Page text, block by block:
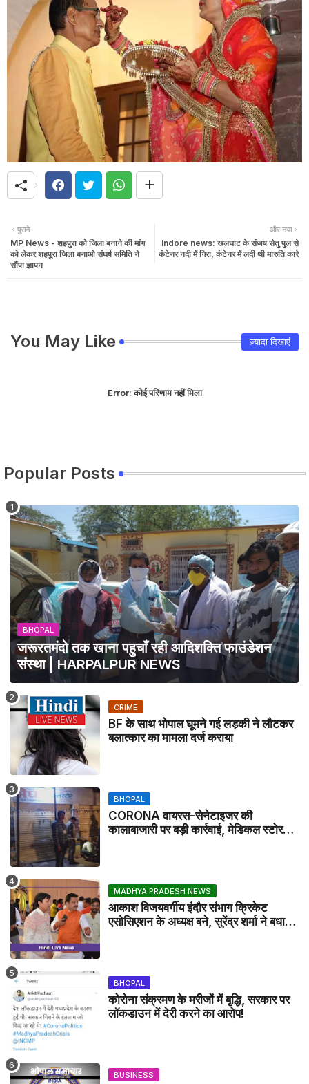
और नया
indore news: खलघाट के संजय सेतु पुल से
कंटेनर नदी में गिरा, कंटेनर में लदी थी मारुति कारे
पुराने
MP News - शहपुरा को जिला बनाने की मांग
को लेकर शहपुरा जिला बनाओ संघर्ष समिति ने
सौंपा ज्ञापन
You May Like ज़्यादा दिखाएं
Error:कोई परिणाम नहीं मिला
Popular Posts
BHOPAL
जरूरतमंदो तक खाना पहुचाँ रही आदिशक्ति फाउंडेशन
संस्था | HARPALPUR NEWS
CRIME
BF के साथ भोपाल घूमने गई लड़की ने लौटकर
बलात्कार का मामला दर्ज कराया
BHOPAL
CORONA वायरस-सेनेटाइजर की
कालाबाजारी पर बड़ी कार्रवाई, मेडिकल स्टोर
MADHYA PRADESH NEWS
आकाश विजयवर्गीय इंदौर संभाग क्रिकेट
एसोसिएशन के अध्यक्ष बने, सुरेंद्र शर्मा ने बधाई
BHOPAL
कोरोना संक्रमण के मरीजों में बृद्धि, सरकार पर
लॉकडाउन में देरी करने का आरोप!
BUSINESS